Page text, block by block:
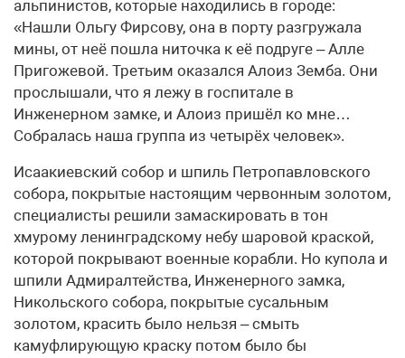
альпинистов, которые находились в городе:
«Нашли Ольгу Фирсову, она в порту разгружала
мины, от неё пошла ниточка к её подруге – Алле
Пригожевой. Третьим оказался Алоиз Земба. Они
прослышали, что я лежу в госпитале в
Инженерном замке, и Алоиз пришёл ко мне…
Собралась наша группа из четырёх человек».
Исаакиевский собор и шпиль Петропавловского
собора, покрытые настоящим червонным золотом,
специалисты решили замаскировать в тон
хмурому ленинградскому небу шаровой краской,
которой покрывают военные корабли. Но купола и
шпили Адмиралтейства, Инженерного замка,
Никольского собора, покрытые сусальным
золотом, красить было нельзя – смыть
камуфлирующую краску потом было бы